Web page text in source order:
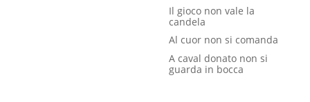
Il gioco non vale la
candela
Al cuor non si comanda
A caval donato non si
guarda in bocca